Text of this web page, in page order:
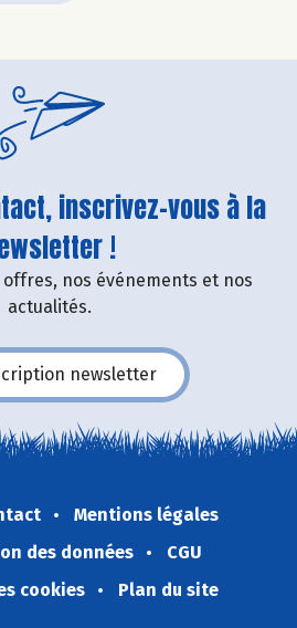
inscrivez-vous à la
!
nos événements et nos
actualités.
newsletter
Mentions légales
des données
CGU
cookies
Plan du site